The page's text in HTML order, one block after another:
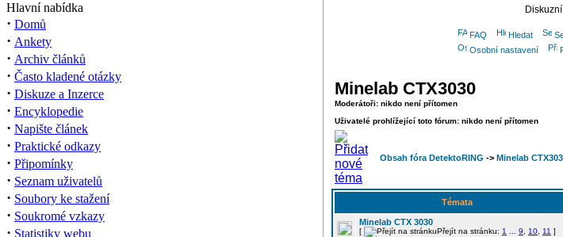
Hlavní nabídka
· Domů
· Ankety
· Archiv článků
· Často kladené otázky
· Diskuze a Inzerce
· Encyklopedie
· Napište článek
· Praktické odkazy
· Připomínky
· Seznam uživatelů
· Soubory ke stažení
· Soukromé vzkazy
· Statistiky webu
FAQ Hledat
Osobní nastavení
Minelab CTX3030
Moderátoři: nikdo není přítomen
Uživatelé prohlížející toto fórum: nikdo není přítomen
Obsah fóra DetektoRING -> Minelab
Témata
Minelab CTX 3030
[ Přejít na stránku: 1 9 10 11 ]